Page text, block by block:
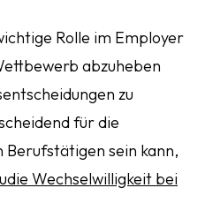
Rolle im Employer
abzuheben
zu
für die
sein kann,
Wechselwilligkeit bei